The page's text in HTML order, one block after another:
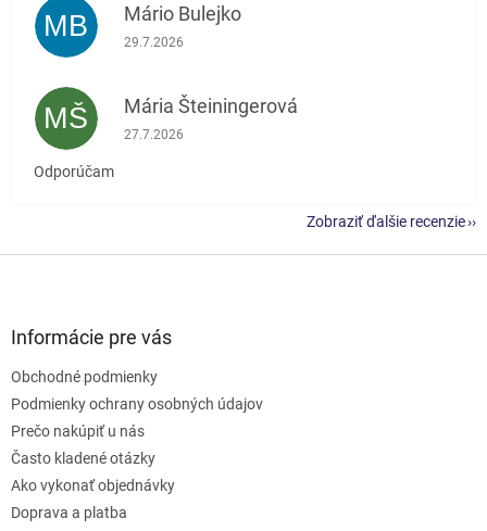
MB Mário Bulejko
Hodnotenie obchodu je 5 z 5 hviezdičiek.
29.7.2026
MŠ Mária Šteiningerová
Hodnotenie obchodu je 5 z 5 hviezdičiek.
27.7.2026
Odporúčam
Zobraziť ďalšie recenzie
Informácie pre vás
Obchodné podmienky
Podmienky ochrany osobných údajov
Prečo nakúpiť u nás
Často kladené otázky
Ako vykonať objednávky
Doprava a platba